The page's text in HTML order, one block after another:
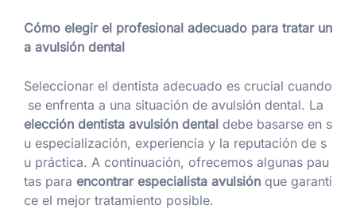
Cómo elegir el profesional adecuado para tratar un
a avulsión dental
Seleccionar el dentista adecuado es crucial cuando
se enfrenta a una situación de avulsión dental. La
elección dentista avulsión dental debe basarse en s
u especialización, experiencia y la reputación de s
u práctica. A continuación, ofrecemos algunas pau
tas para encontrar especialista avulsión que garanti
ce el mejor tratamiento posible.